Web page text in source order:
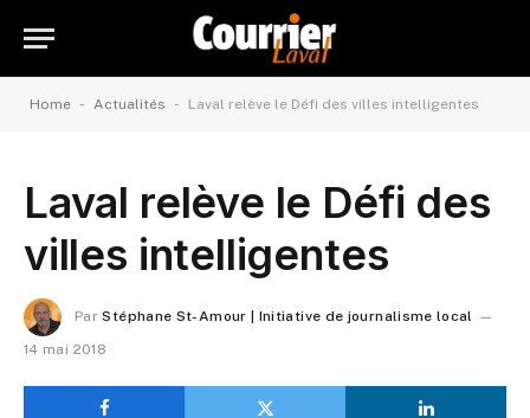
Home - Actualités - Laval relève le Défi des villes intelligentes
Laval relève le Défi des
villes intelligentes
Par Stéphane St-Amour | Initiative de journalisme local
14 mai 2018